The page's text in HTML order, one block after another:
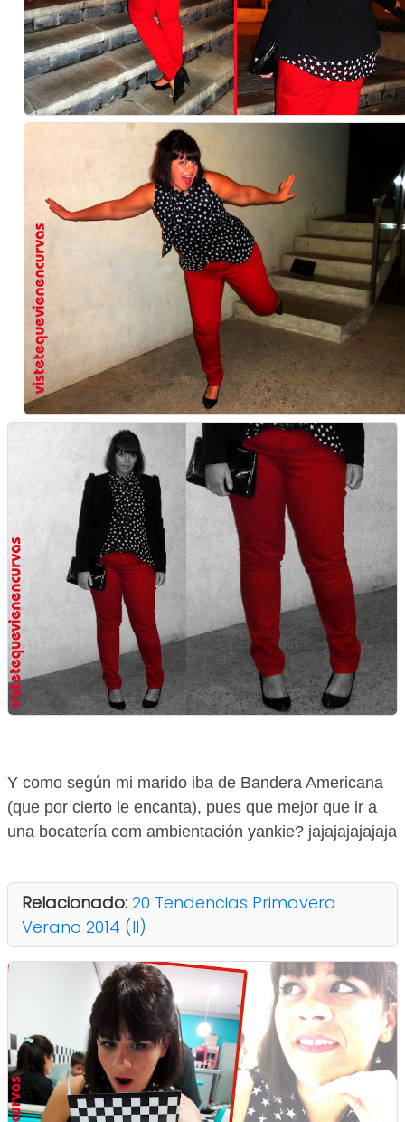
Y como según mi marido iba de Bandera Americana
(que por cierto le encanta), pues que mejor que ir a
una bocatería com ambientación yankie? jajajajajajaja
Relacionado: 20 Tendencias Primavera
Verano 2014 (II)